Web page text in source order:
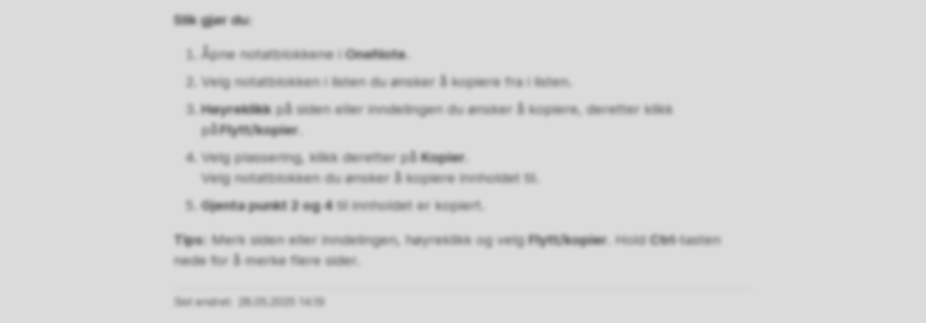
Slik gjør du:
Åpne notatblokkene iOneNote.
Velg notatblokken i listen du ønsker å kopiere fra i listen.
Høyreklikk på siden eller inndelingen du ønsker å kopiere, deretter klikk
påFlytt/kopier
Velg plassering, klikk deretter påKopier
Velg notatblokken du ønsker å kopiere innholdet til.
Gjenta punkt 2 og 4til innholdet er kopiert.
Tips: Merk siden eller inndelingen, høyreklikk og velgFlytt/kopier . HoldCtrl-tasten
nede for å merke flere sider.
Sist endret 28.05.2025 14.19